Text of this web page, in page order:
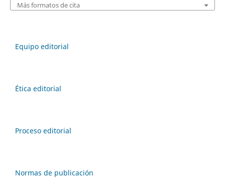
Más formatos de cita
Equipo editorial
Ética editorial
Proceso editorial
Normas de publicación